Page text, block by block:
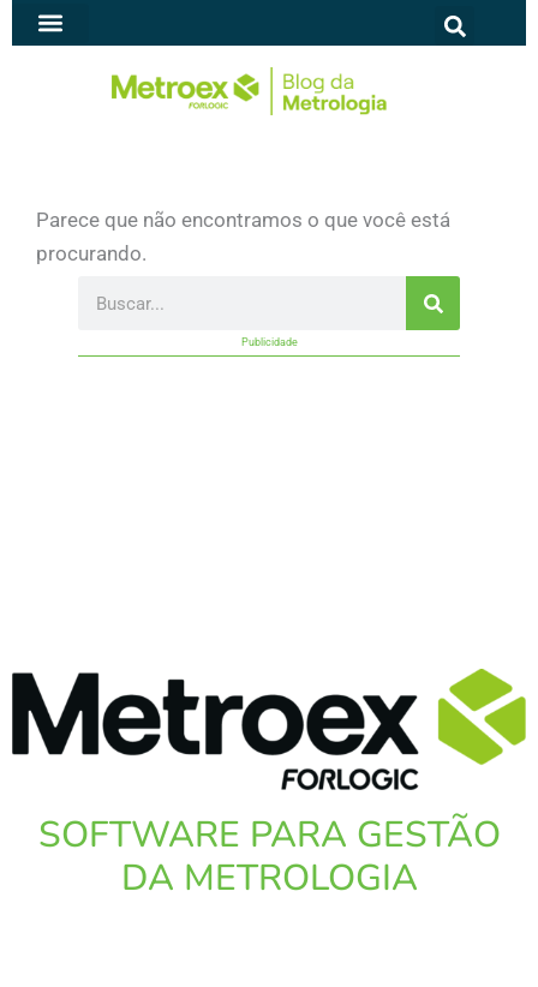
para
Parece que não encontramos o que você está
procurando.
Search
Publicidade
SOFTWARE PARA GESTÃO
DA METROLOGIA